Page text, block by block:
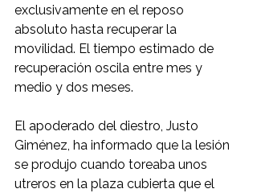
exclusivamente en el reposo
absoluto hasta recuperar la
movilidad. El tiempo estimado de
recuperación oscila entre mes y
medio y dos meses.
El apoderado del diestro, Justo
Giménez, ha informado que la lesión
se produjo cuando toreaba unos
utreros en la plaza cubierta que el